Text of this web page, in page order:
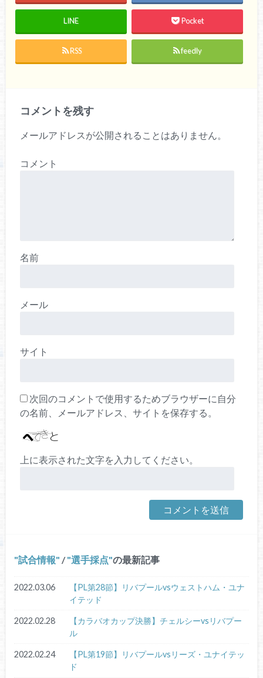
LINE Pocket
RSS feedly
コメントを残す
メールアドレスが公開されることはありません。
コメント
名前
メール
サイト
次回のコメントで使用するためブラウザーに自分
の名前、メールアドレス、サイトを保存する。
上に表示された文字を入力してください。
試合情報 / 選手採点 の最新記事
2022.03.06
【PL第28節】リバプールvsウェストハム・ユナ
イテッド
2022.02.28
【カラバオカップ決勝】チェルシーvsリバプー
ル
2022.02.24
【PL第19節】リバプールvsリーズ・ユナイテッ
ド